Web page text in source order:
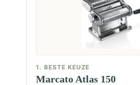
1. BESTE KEUZE
Marcato Atlas 150